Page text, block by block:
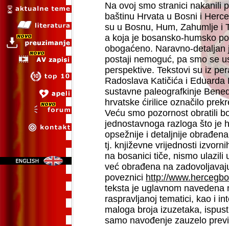
Na ovoj smo stranici nakanili
baštinu Hrvata u Bosni i
su u Bosnu, Hum, Zahumlje i
a koja je bosansko-humsko
obogaćeno. Naravno-
postaji nemoguć, pa smo se
perspektive. Tekstovi su iz
Radoslava Katičića i
sustavne paleografkinje
hrvatske ćirilice označilo
Veću smo pozornost obratili
jednostavnoga razloga što je
opsežnije i detaljnije
tj. književne vrijednosti
na bosanici tiče, nismo ulazili
već obrađena na
poveznici http://
teksta je uglavnom navedena
raspravljanoj tematici, kao i
maloga broja izuzetaka,
samo navođenje zauzelo